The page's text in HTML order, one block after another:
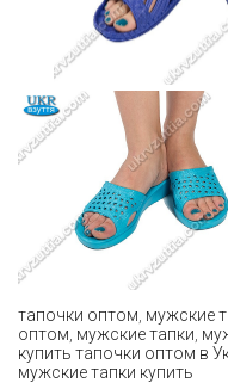
тапочки оптом мужские
оптом мужские тапки
купить тапочки оптом в
мужские тапки купить